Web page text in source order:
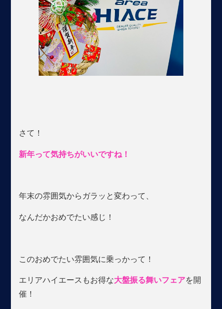
さて！
新年って気持ちがいいですね！
年末の雰囲気からガラッと変わって、
なんだかおめでたい感じ！
このおめでたい雰囲気に乗っかって！
エリアハイエースもお得な大盤振る舞いフェアを開
催！